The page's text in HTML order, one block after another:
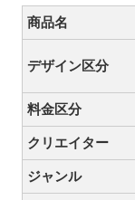
商品名
デザイン区分
料金区分
クリエイター
ジャンル